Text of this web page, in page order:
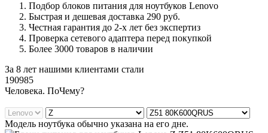
Подбор блоков питания для ноутбуков Lenovo
Быстрая и дешевая доставка 290 руб.
Честная гарантия до 2-х лет без экспертиз
Проверка сетевого адаптера перед покупкой
Более 3000 товаров в наличии
За 8 лет нашими клиентами стали
190985
Человека. ПоЧему?
Модель ноутбука обычно указана на его дне.